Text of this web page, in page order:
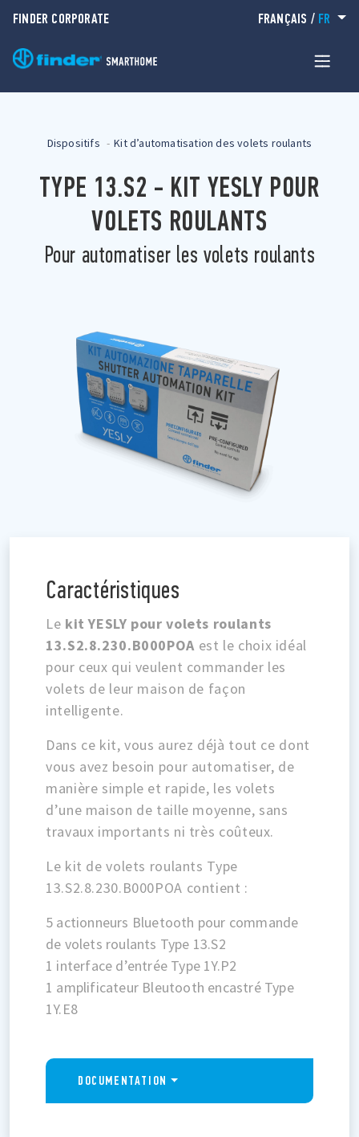
FINDER CORPORATE FRANÇAIS / FR
Dispositifs Kit d’automatisation des volets roulants
TYPE 13.S2 - KIT YESLY POUR
VOLETS ROULANTS
Pour automatiser les volets roulants
Caractéristiques
Le kit YESLY pour volets roulants
13.S2.8.230.B000POAest le choix idéal
pour ceux qui veulent commander les
volets de leur maison de façon
intelligente.
Dans ce kit, vous aurez déjà tout ce dont
vous avez besoin pour automatiser, de
manière simple et rapide, les volets
d’une maison de taille moyenne, sans
travaux importants ni très coûteux.
Le kit de volets roulants Type
13.S2.8.230.B000POA contient :
5 actionneurs Bluetooth pour commande
de volets roulants Type 13.S2
1 interface d’entrée Type 1Y.P2
1 amplificateur Bleutooth encastré Type
1Y.E8
DOCUMENTATION